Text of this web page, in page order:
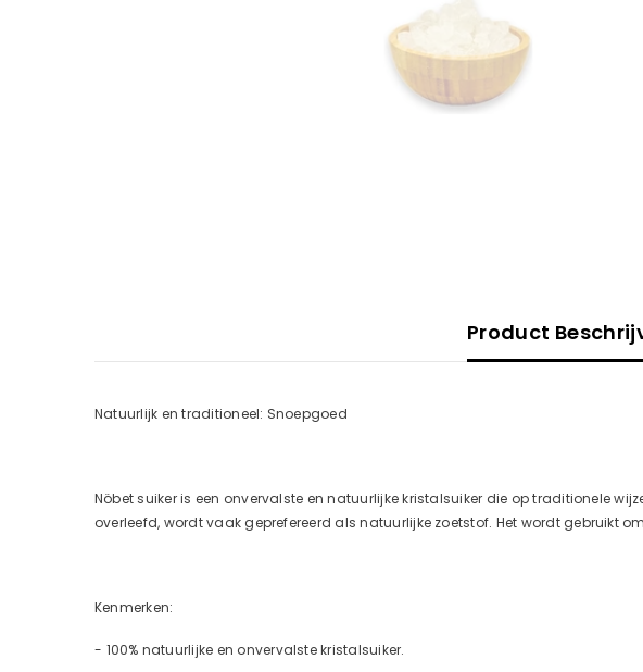
Product
Natuurlijk en traditioneel: Snoepgoed
Nöbet suiker is een onvervalste en natuurlijke kristalsuiker die op traditionele
overleefd, wordt vaak geprefereerd als natuurlijke zoetstof. Het wordt gebruikt
Kenmerken:
- 100% natuurlijke en onvervalste kristalsuiker.